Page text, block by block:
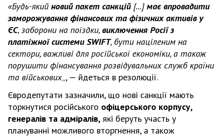
«Будь-який новий пакет санкцій[...]має впровадити
заморожування фінансових та фізичних активів у
ЄС, заборони на поїздки,виключення Росії з
платіжної системи SWIFT, бути націленим на
сектори, важливі для російської економіки, а також
порушити фінансування розвідувальних служб країни
та військових„, — йдеться в резолюції.
Євродепутати зазначили, що нові санкції мають
торкнутися російського офіцерського корпусу,
генералів та адміралів, які беруть участь у
плануванні можливого вторгнення, а також